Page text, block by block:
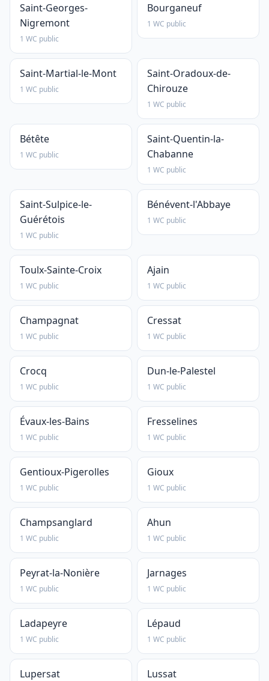
Saint-Georges-
Nigremont
1 WC public
Bourganeuf
1 WC public
Saint-Martial-le-Mont
1 WC public
Saint-Oradoux-de-
Chirouze
1 WC public
Bétête
1 WC public
Saint-Quentin-la-
Chabanne
1 WC public
Saint-Sulpice-le-
Guérétois
1 WC public
Bénévent-l'Abbaye
1 WC public
Toulx-Sainte-Croix
1 WC public
Ajain
1 WC public
Champagnat
1 WC public
Cressat
1 WC public
Crocq
1 WC public
Dun-le-Palestel
1 WC public
Évaux-les-Bains
1 WC public
Fresselines
1 WC public
Gentioux-Pigerolles
1 WC public
Gioux
1 WC public
Champsanglard
1 WC public
Ahun
1 WC public
Peyrat-la-Nonière
1 WC public
Jarnages
1 WC public
Ladapeyre
1 WC public
Lépaud
1 WC public
Lupersat Lussat